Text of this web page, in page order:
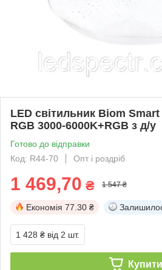
LED світильник Biom
RGB 3000-6000K+RGB з д/у
Готово до відправки
Код: R44-70
Опт і роздріб
1 469,70 ₴ 1 547 ₴
Економія 77.30 ₴
1 428 ₴ від 2 шт.
Купити